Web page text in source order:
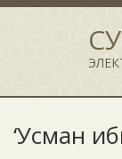
‘Усман